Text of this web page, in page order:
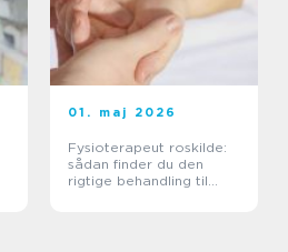
01. maj 2026
Fysioterapeut roskilde:
sådan finder du den
rigtige behandling til